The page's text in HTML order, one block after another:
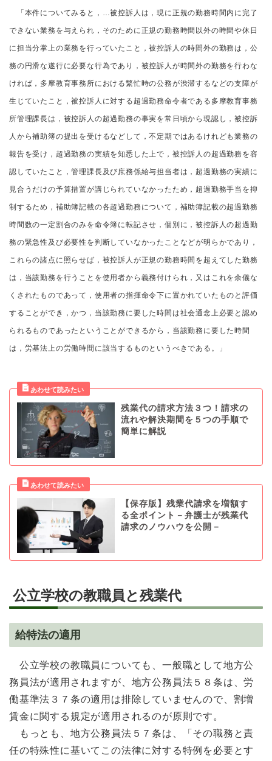
「本件についてみると，…被控訴人は，現に正規の勤務時間内に完了
できない業務を与えられ，そのために正規の勤務時間以外の時間や休日
に担当分掌上の業務を行っていたこと，被控訴人の時間外の勤務は，公
務の円滑な遂行に必要な行為であり，被控訴人が時間外の勤務を行わな
ければ，多摩教育事務所における繁忙時の公務が渋滞するなどの支障が
生じていたこと，被控訴人に対する超過勤務命令者である多摩教育事務
所管理課長は，被控訴人の超過勤務の事実を常日頃から現認し，被控訴
人から補助簿の提出を受けるなどして，不定期ではあるけれども業務の
報告を受け，超過勤務の実績を知悉した上で，被控訴人の超過勤務を容
認していたこと，管理課長及び庶務係給与担当者は，超過勤務の実績に
見合うだけの予算措置が講じられていなかったため，超過勤務手当を抑
制するため，補助簿記載の各超過勤務について，補助簿記載の超過勤務
時間数の一定割合のみを命令簿に転記させ，個別に，被控訴人の超過勤
務の緊急性及び必要性を判断していなかったことなどが明らかであり，
これらの諸点に照らせば，被控訴人が正規の勤務時間を超えてした勤務
は，当該勤務を行うことを使用者から義務付けられ，又はこれを余儀な
くされたものであって，使用者の指揮命令下に置かれていたものと評価
することができ，かつ，当該勤務に要した時間は社会通念上必要と認め
られるものであったということができるから，当該勤務に要した時間
は，労基法上の労働時間に該当するものというべきである。」
残業代の請求方法３つ！請求の
流れや解決期間を５つの手順で
簡単に解説
【保存版】残業代請求を増額す
る全ポイント－弁護士が残業代
請求のノウハウを公開－
公立学校の教職員と残業代
給特法の適用
公立学校の教職員についても、一般職として地方公
務員法が適用されますが、地方公務員法５８条は、労
働基準法３７条の適用は排除していませんので、割増
賃金に関する規定が適用されるのが原則です。
もっとも、地方公務員法５７条は、「その職務と責
任の特殊性に基いてこの法律に対する特例を必要とす